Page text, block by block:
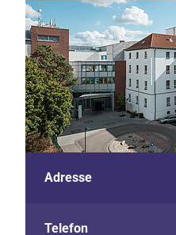
Adresse
Telefon